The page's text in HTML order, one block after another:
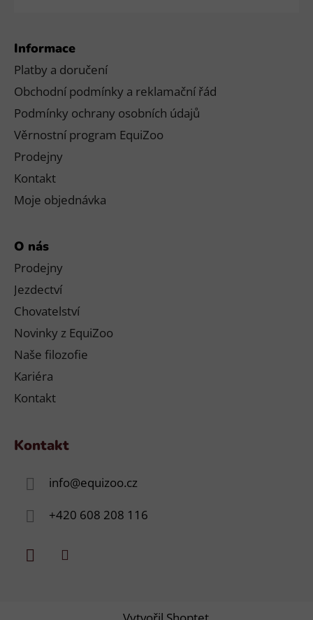
Informace
Platby a doručení
Obchodní podmínky a reklamační řád
Podmínky ochrany osobních údajů
Věrnostní program EquiZoo
Prodejny
Kontakt
Moje objednávka
O nás
Prodejny
Jezdectví
Chovatelství
Novinky z EquiZoo
Naše filozofie
Kariéra
Kontakt
Kontakt
info@equizoo.cz
+420 608 208 116